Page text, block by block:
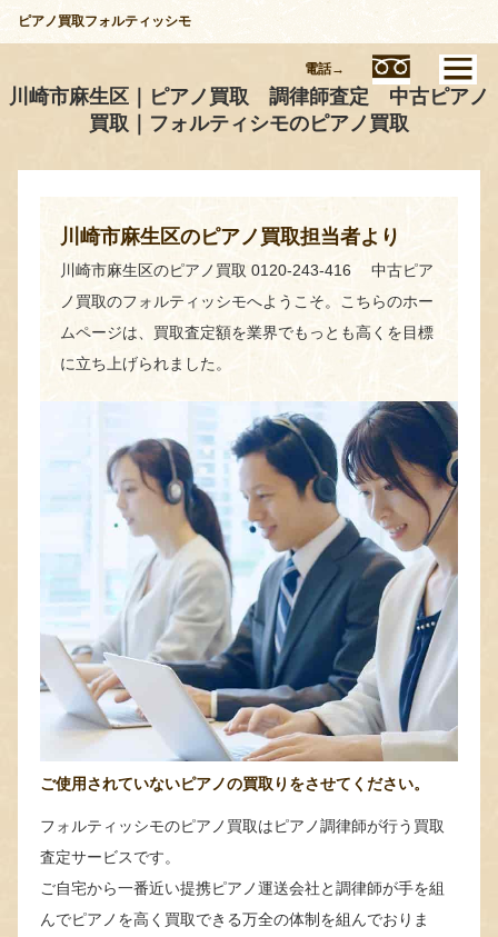
ピアノ買取フォルティッシモ
川崎市麻生区｜ピアノ買取 調律師査定 中古ピアノ
買取｜フォルティシモのピアノ買取
川崎市麻生区のピアノ買取担当者より
川崎市麻生区のピアノ買取 0120-243-416 中古ピア
ノ買取のフォルティッシモへようこそ。こちらのホー
ムページは、買取査定額を業界でもっとも高くを目標
に立ち上げられました。
ご使用されていないピアノの買取りをさせてください。
フォルティッシモのピアノ買取はピアノ調律師が行う買取
査定サービスです。
ご自宅から一番近い提携ピアノ運送会社と調律師が手を組
んでピアノを高く買取できる万全の体制を組んでおりま
電話→